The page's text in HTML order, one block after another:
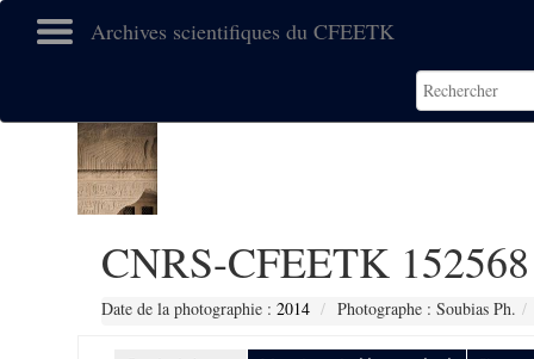
Archives scientifiques du CFEETK
CNRS-CFEETK 152568
Date de la photographie : 2014 Photographe : Soubias Ph.